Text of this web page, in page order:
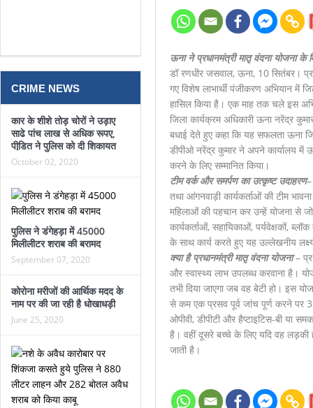
नशा मुक्त युवा फॉर विकसित भारत’ प्रतियोगिता में
ऊना ने प्रधानमंत्री मातृ वंदना योजना
डॉ रणधीर जसवाल, ऊना, 10 सितंबर।
गए विशेष लाभार्थी पंजीकरण अभियान में
हासिल किया है। एक माह तक चले इस
जिला कार्यक्रम अधिकारी ऊना नरेंद्र
बधाई देते हुए कहा कि यह सफलता ऊना
डीपीओ नरेंद्र कुमार ने अपने कार्यालय में
करने के लिए सम्मानित किया।
टीम वर्क और समर्पण का उत्कृष्ट उदाहरण
तथा आंगनवाड़ी कार्यकर्ताओं की टीम
महिलाओं की पहचान कर उन्हें योजना से
कार्यकर्ताओं, सहायिकाओं, पर्यवेक्षकों,
के साथ कार्य करते हुए यह उल्लेखनीय
क्या है प्रधानमंत्री मातृ वंदना योजना–
और स्वास्थ्य लाभ उपलब्ध करवाना है।
तभी दिया जाएगा जब वह बेटी हो। इस
से कम एक प्रसव पूर्व जांच पूर्ण करने पर
ओपीवी, डीपीटी और हैप्टाइटिस-बी या
है। वहीं दूसरे बच्चे के लिए यदि वह लड़की
जाती है।
CRIME NEWS
कार के शीशे तोड़ चोरों ने उड़ाए
साढे पांच लाख से अधिक रूपए,
पीडि़त ने पुलिस को दी शिकायत
October 02, 2020
पुलिस ने डंगेहड़ा में 45000
मिलीलीटर शराब की बरामद
September 07, 2020
कोरोना मरीजों की आर्थिक मदद के
नाम पर की जा रही है धोखाधड़ी
June 25, 2020